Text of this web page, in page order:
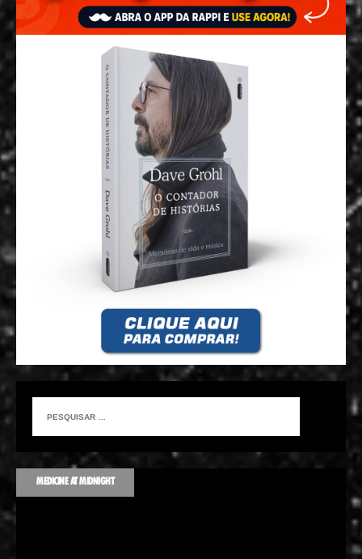
MEDICINE AT MIDNIGHT